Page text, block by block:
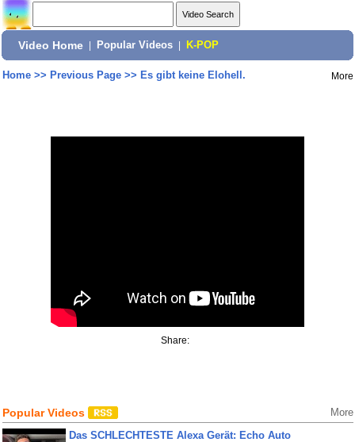
Video Home Popular Videos K-POP
Home>> Previous Page>> Es gibt keine Elohell. More
Share:
Popular Videos More
Das SCHLECHTESTE Alexa Gerät: Echo Auto